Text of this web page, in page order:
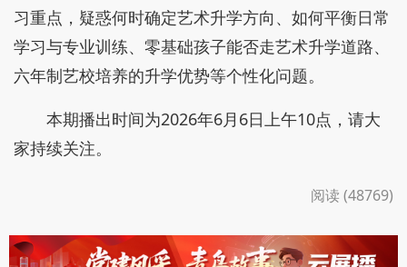
习重点，疑惑何时确定艺术升学方向、如何平衡日常
学习与专业训练、零基础孩子能否走艺术升学道路、
六年制艺校培养的升学优势等个性化问题。
本期播出时间为2026年6月6日上午10点，请大
家持续关注。
阅读 (48769)